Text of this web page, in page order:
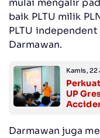
mulai mengalir
baik PLTU milik
PLTU
Darmawan.
Kamis, 22
UP
Darmawan juga